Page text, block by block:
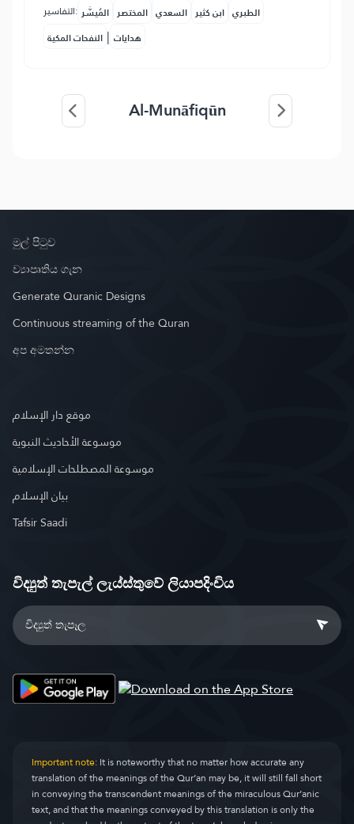
التفاسير: المُيسَّر المختصر السعدي ابن كثير الطبري
النفحات المكية | هدايات
Al-Munāfiqūn
මුල් පිටුව
ව්‍යාපෘතිය ගැන
Generate Quranic Designs
Continuous streaming of the Quran
අප අමතන්න
موقع دار الإسلام
موسوعة الأحاديث النبوية
موسوعة المصطلحات الإسلامية
بيان الإسلام
Tafsir Saadi
විද්‍යුත් තැපැල් ලැය්ස්තුවේ ලියාපදිංචිය
Important note:It is noteworthy that no matter how accurate any
translation of the meanings of the Qur’an may be, it will still fall short
in conveying the transcendent meanings of the miraculous Qur’anic
text, and that the meanings conveyed by this translation is only the